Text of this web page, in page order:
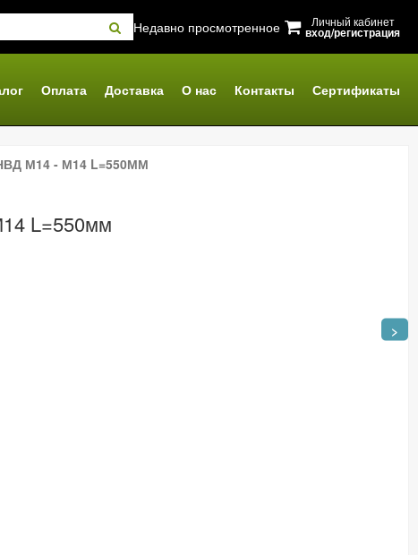
Недавно просмотренное Личный кабинет
вход/регистрация
Оплата Доставка О нас Контакты Сертификаты
>
М14 - М14 L=550ММ
L=550мм